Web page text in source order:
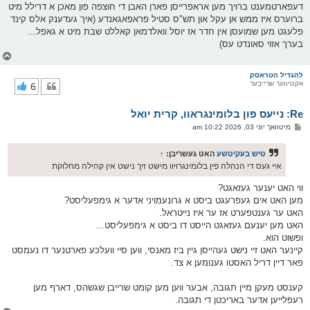
דעפארטמענט ברויך מען אראפרייסן פארן האבן די חוצפה פון מאכן א דרילל מיט
ברוערס איז ממש אן עקל און תש"ס סטיל פראפאגאנדע (איך געדענק אלס קינד
פלעגט מען שמועסן אין חדר אז יוסל וואלדמאן קאללט שבת מיט א גאפל...
בערך אזוי סאונדט עס)
להגדיל הטראסק
אקטיווער שרייבער
Re: נייעס פון בלומינגראוו, קרית יואל
6
פמיטוואך יוני 03, 2026 10:22 am
טיש בעקיטשע האט געשריבן: ↑
איי געס די הנהלה פין בלומינגרויוו מישט זיך נישט אין קהילה מחלוקת
ווי האט יענער געזאגט?
מען האט אים געפרעגט ביסט א גרונעמויני אדער א גימפעליסט?
האט ער גענטפערט אז ער איז נייטראל.
האט מען יענעם געזאגט הייסט דו ביסט א גימפעליסט...
ופשוט הוא.
קיינער האט זיי נישט געהייסן גיין ביז מאנסי, ווען סיי וועלכע פארטנער דו נעמסט
פאר דיין דריל האסטו גענומען א צד.
קענסט מעקן מיין תגובה, אבער ווען מען קומט שרייבן שגשהס, דארף מען
רעפלייען אדער באריכטן די תגובה.